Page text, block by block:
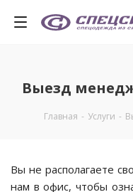
Выезд
Главная - Услуги -
Вы не располагаете
нам в офис, чтобы